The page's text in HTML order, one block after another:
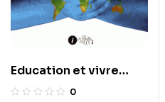
Education et vivre
ensemble 0